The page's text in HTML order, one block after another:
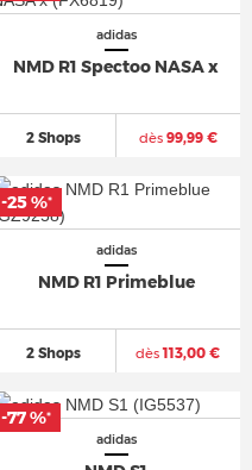
adidas
NMD R1 Spectoo NASA x
2 Shops dès99,99 €
adidas
NMD R1 Primeblue
2 Shops dès113,00 €
-25 %*
adidas
-77 %*